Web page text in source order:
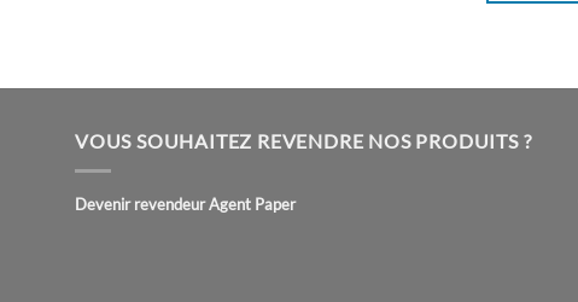
VOUS SOUHAITEZ REVENDRE NOS PRODUITS ?
Devenir revendeur Agent Paper